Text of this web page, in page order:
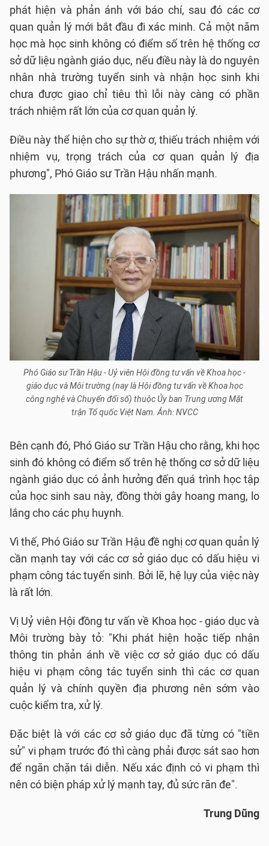
phát hiện và phản ánh với báo chí, sau đó các cơ
quan quản lý mới bắt đầu đi xác minh. Cả một năm
học mà học sinh không có điểm số trên hệ thống cơ
sở dữ liệu ngành giáo dục, nếu điều này là do nguyên
nhân nhà trường tuyển sinh và nhận học sinh khi
chưa được giao chỉ tiêu thì lỗi này càng có phần
trách nhiệm rất lớn của cơ quan quản lý.
Điều này thể hiện cho sự thờ ơ, thiếu trách nhiệm với
nhiệm vụ, trọng trách của cơ quan quản lý địa
phương", Phó Giáo sư Trần Hậu nhấn mạnh.
Phó Giáo sư Trần Hậu - Uỷ viên Hội đồng tư vấn về Khoa học -
giáo dục và Môi trường (nay là Hội đồng tư vấn về Khoa học
công nghệ và Chuyển đổi số) thuộc Ủy ban Trung ương Mặt
trận Tổ quốc Việt Nam. Ảnh: NVCC
Bên cạnh đó, Phó Giáo sư Trần Hậu cho rằng, khi học
sinh đó không có điểm số trên hệ thống cơ sở dữ liệu
ngành giáo dục có ảnh hưởng đến quá trình học tập
của học sinh sau này, đồng thời gây hoang mang, lo
lắng cho các phụ huynh.
Vì thế, Phó Giáo sư Trần Hậu đề nghị cơ quan quản lý
cần mạnh tay với các cơ sở giáo dục có dấu hiệu vi
phạm công tác tuyển sinh. Bởi lẽ, hệ lụy của việc này
là rất lớn.
Vị Uỷ viên Hội đồng tư vấn về Khoa học - giáo dục và
Môi trường bày tỏ: "Khi phát hiện hoặc tiếp nhận
thông tin phản ánh về việc cơ sở giáo dục có dấu
hiệu vi phạm công tác tuyển sinh thì các cơ quan
quản lý và chính quyền địa phương nên sớm vào
cuộc kiểm tra, xử lý.
Đặc biệt là với các cơ sở giáo dục đã từng có "tiền
sử" vi phạm trước đó thì càng phải được sát sao hơn
để ngăn chặn tái diễn. Nếu xác định có vi phạm thì
nên có biện pháp xử lý mạnh tay, đủ sức răn đe".
Trung Dũng